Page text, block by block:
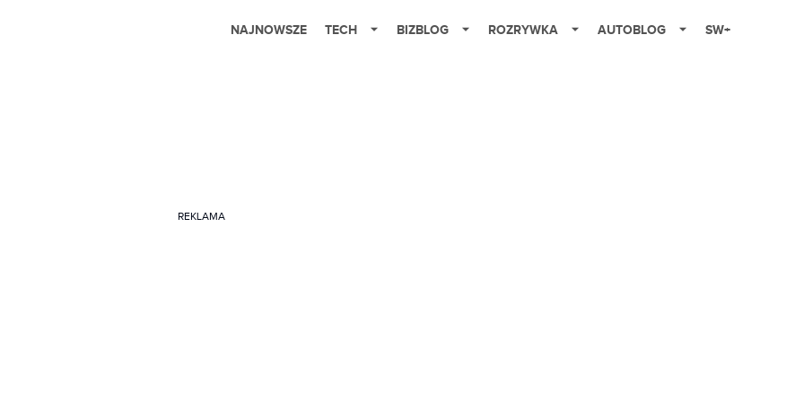
NAJNOWSZE TECH BIZBLOG ROZRYWKA AUTOBLOG SW+
REKLAMA